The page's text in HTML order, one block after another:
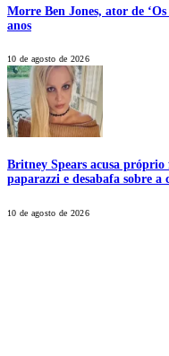
Morre Ben Jones, ator de
anos
10 de agosto de 2026
Britney Spears acusa
paparazzi e desabafa sobre a
10 de agosto de 2026